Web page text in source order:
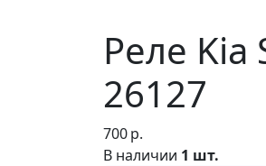
Реле Kia
26127
700р.
В наличии 1 шт.